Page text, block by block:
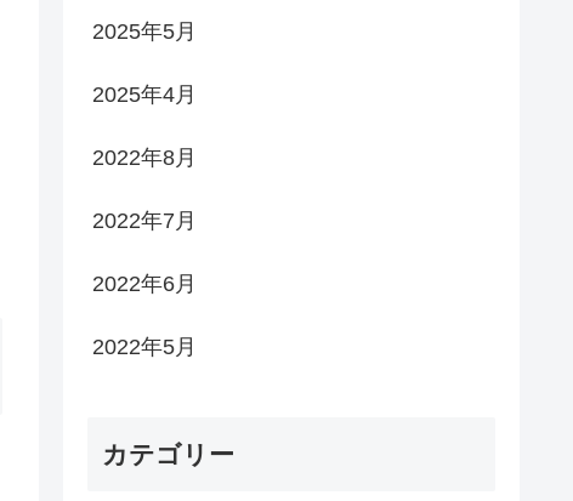
2025年5月
2025年4月
2022年8月
2022年7月
2022年6月
2022年5月
カテゴリー